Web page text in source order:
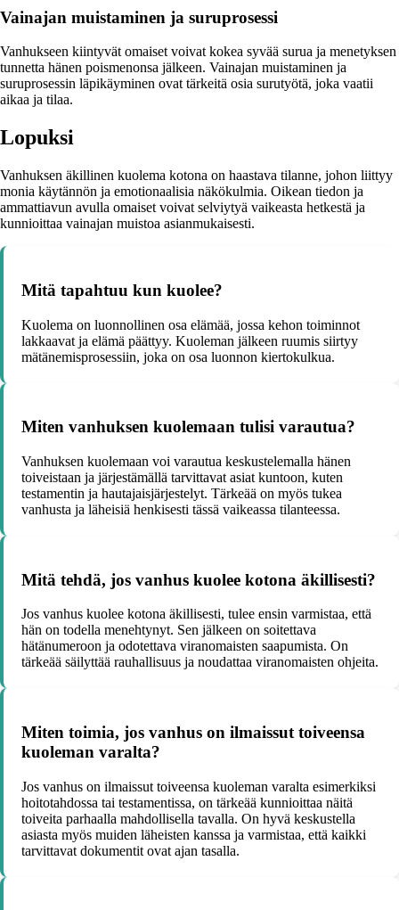
Vainajan muistaminen ja suruprosessi
Vanhukseen kiintyvät omaiset voivat kokea syvää surua ja menetyksen
tunnetta hänen poismenonsa jälkeen. Vainajan muistaminen ja
suruprosessin läpikäyminen ovat tärkeitä osia surutyötä, joka vaatii
aikaa ja tilaa.
Lopuksi
Vanhuksen äkillinen kuolema kotona on haastava tilanne, johon liittyy
monia käytännön ja emotionaalisia näkökulmia. Oikean tiedon ja
ammattiavun avulla omaiset voivat selviytyä vaikeasta hetkestä ja
kunnioittaa vainajan muistoa asianmukaisesti.
Mitä tapahtuu kun kuolee?
Kuolema on luonnollinen osa elämää, jossa kehon toiminnot
lakkaavat ja elämä päättyy. Kuoleman jälkeen ruumis siirtyy
mätänemisprosessiin, joka on osa luonnon kiertokulkua.
Miten vanhuksen kuolemaan tulisi varautua?
Vanhuksen kuolemaan voi varautua keskustelemalla hänen
toiveistaan ja järjestämällä tarvittavat asiat kuntoon, kuten
testamentin ja hautajaisjärjestelyt. Tärkeää on myös tukea
vanhusta ja läheisiä henkisesti tässä vaikeassa tilanteessa.
Mitä tehdä, jos vanhus kuolee kotona äkillisesti?
Jos vanhus kuolee kotona äkillisesti, tulee ensin varmistaa, että
hän on todella menehtynyt. Sen jälkeen on soitettava
hätänumeroon ja odotettava viranomaisten saapumista. On
tärkeää säilyttää rauhallisuus ja noudattaa viranomaisten ohjeita.
Miten toimia, jos vanhus on ilmaissut toiveensa
kuoleman varalta?
Jos vanhus on ilmaissut toiveensa kuoleman varalta esimerkiksi
hoitotahdossa tai testamentissa, on tärkeää kunnioittaa näitä
toiveita parhaalla mahdollisella tavalla. On hyvä keskustella
asiasta myös muiden läheisten kanssa ja varmistaa, että kaikki
tarvittavat dokumentit ovat ajan tasalla.